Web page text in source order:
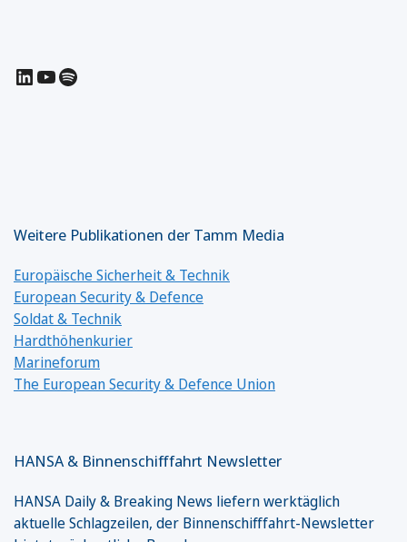
LinkedIn
YouTube
Spotify
Weitere Publikationen der Tamm Media
Europäische Sicherheit & Technik
European Security & Defence
Soldat & Technik
Hardthöhenkurier
Marineforum
The European Security & Defence Union
HANSA & Binnenschifffahrt Newsletter
HANSA Daily & Breaking News liefern werktäglich
aktuelle Schlagzeilen, der Binnenschifffahrt-Newsletter